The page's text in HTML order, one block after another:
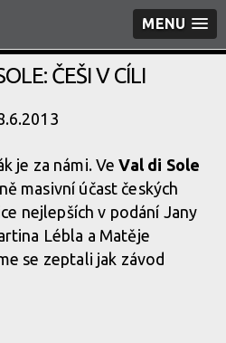
MENU
ČEŠI V CÍLI
je za námi. VeVal di Sole
masivní účast českých
nejlepších v podání Jany
Lébla a Matěje
se zeptali jak závod